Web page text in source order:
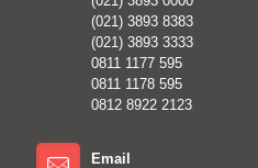
(021) 3893 8383
(021) 3893 3333
0811 1177 595
0811 1178 595
0812 8922 2123
Email